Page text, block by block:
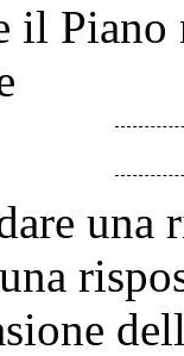
il Piano
una